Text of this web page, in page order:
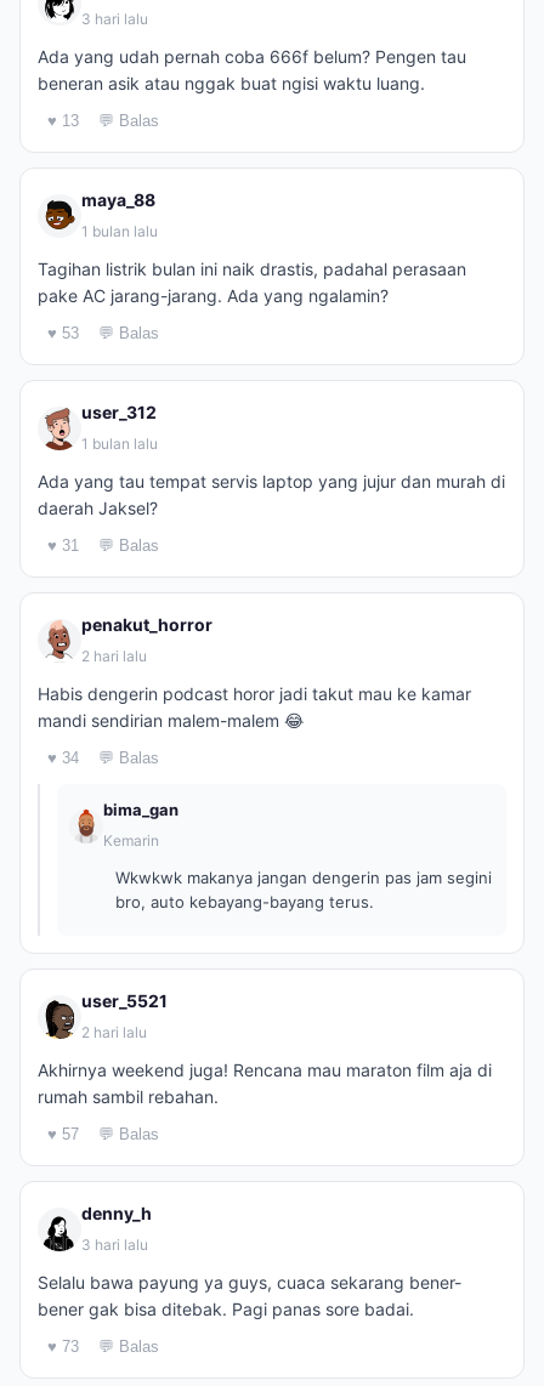
3 hari lalu
Ada yang udah pernah coba 666f belum? Pengen tau
beneran asik atau nggak buat ngisi waktu luang.
♥ 13 💬 Balas
maya_88
1 bulan lalu
Tagihan listrik bulan ini naik drastis, padahal perasaan
pake AC jarang-jarang. Ada yang ngalamin?
♥ 53 💬 Balas
user_312
1 bulan lalu
Ada yang tau tempat servis laptop yang jujur dan murah di
daerah Jaksel?
♥ 31 💬 Balas
penakut_horror
2 hari lalu
Habis dengerin podcast horor jadi takut mau ke kamar
mandi sendirian malem-malem 😂
♥ 34 💬 Balas
bima_gan
Kemarin
Wkwkwk makanya jangan dengerin pas jam segini
bro, auto kebayang-bayang terus.
user_5521
2 hari lalu
Akhirnya weekend juga! Rencana mau maraton film aja di
rumah sambil rebahan.
♥ 57 💬 Balas
denny_h
3 hari lalu
Selalu bawa payung ya guys, cuaca sekarang bener-
bener gak bisa ditebak. Pagi panas sore badai.
♥ 73 💬 Balas